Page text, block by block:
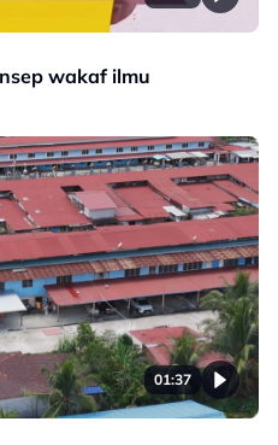
wakaf ilmu
01:37